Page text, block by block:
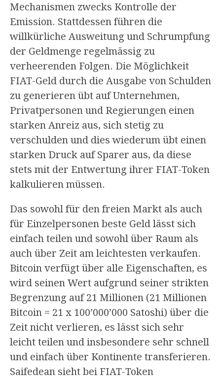
Mechanismen zwecks Kontrolle der
Emission. Stattdessen führen die
willkürliche Ausweitung und Schrumpfung
der Geldmenge regelmässig zu
verheerenden Folgen. Die Möglichkeit
FIAT-Geld durch die Ausgabe von Schulden
zu generieren übt auf Unternehmen,
Privatpersonen und Regierungen einen
starken Anreiz aus, sich stetig zu
verschulden und dies wiederum übt einen
starken Druck auf Sparer aus, da diese
stets mit der Entwertung ihrer FIAT-Token
kalkulieren müssen.
Das sowohl für den freien Markt als auch
für Einzelpersonen beste Geld lässt sich
einfach teilen und sowohl über Raum als
auch über Zeit am leichtesten verkaufen.
Bitcoin verfügt über alle Eigenschaften, es
wird seinen Wert aufgrund seiner strikten
Begrenzung auf 21 Millionen (21 Millionen
Bitcoin = 21 x 100’000’000 Satoshi) über die
Zeit nicht verlieren, es lässt sich sehr
leicht teilen und insbesondere sehr schnell
und einfach über Kontinente transferieren.
Saifedean sieht bei FIAT-Token